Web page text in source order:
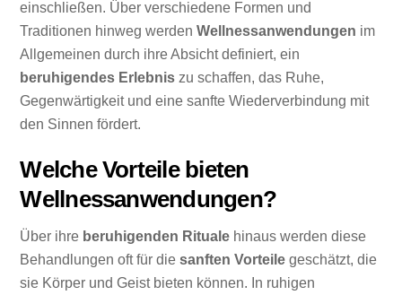
einschließen. Über verschiedene Formen und
Traditionen hinweg werdenWellnessanwendungen im
Allgemeinen durch ihre Absicht definiert, ein
beruhigendes Erlebnis zu schaffen, das Ruhe,
Gegenwärtigkeit und eine sanfte Wiederverbindung mit
den Sinnen fördert.
Welche Vorteile bieten
Wellnessanwendungen?
Über ihre beruhigenden Rituale hinaus werden diese
Behandlungen oft für diesanften Vorteile geschätzt, die
sie Körper und Geist bieten können. In ruhigen